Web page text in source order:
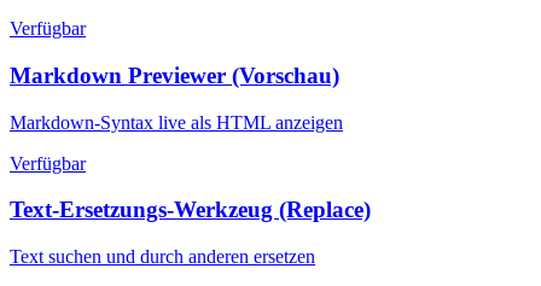
Verfügbar
Markdown Previewer (Vorschau)
Markdown-Syntax live als HTML anzeigen
Verfügbar
Text-Ersetzungs-Werkzeug (Replace)
Text suchen und durch anderen ersetzen